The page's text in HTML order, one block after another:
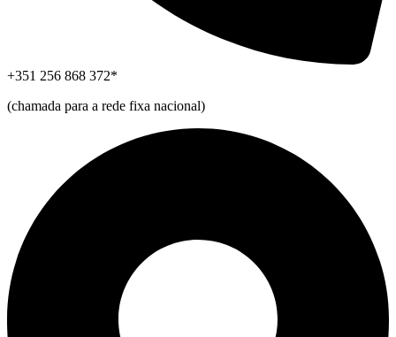
+351 256 868 372*
(chamada para a rede fixa nacional)